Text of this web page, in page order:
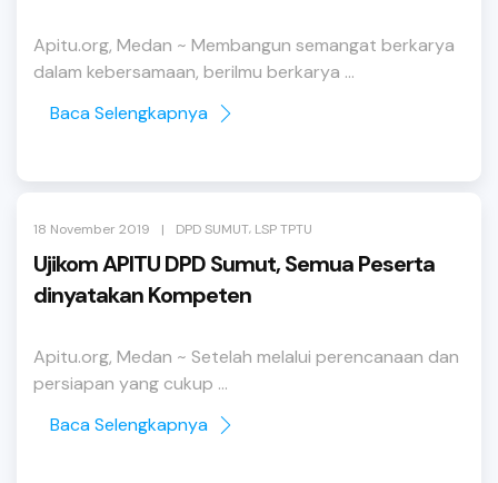
Apitu.org, Medan ~ Membangun semangat berkarya
dalam kebersamaan, berilmu berkarya ...
Baca Selengkapnya
18 November 2019 | DPD SUMUT, LSP TPTU
Ujikom APITU DPD Sumut, Semua Peserta
dinyatakan Kompeten
Apitu.org, Medan ~ Setelah melalui perencanaan dan
persiapan yang cukup ...
Baca Selengkapnya